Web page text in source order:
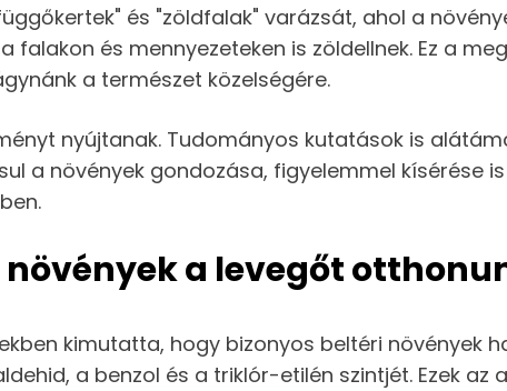
és "zöldfalak" varázsát, ahol a
falakon és mennyezeteken is zöldellnek. Ez a
a természet közelségére.
nyújtanak. Tudományos kutatások is
a növények gondozása, figyelemmel
a levegőt
kimutatta, hogy bizonyos beltéri növények
a benzol és a triklór-etilén szintjét. Ezek